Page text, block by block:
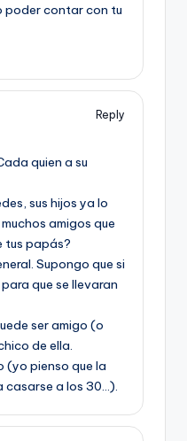
poder contar con tu
Reply
quien a su
sus hijos ya lo
amigos que
tus papás?
Supongo que si
que se llevaran
ser amigo (o
de ella.
(yo pienso que la
casarse a los 30…).